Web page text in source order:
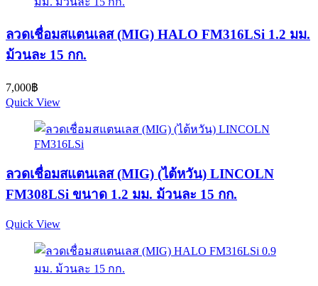
ลวดเชื่อมสแตนเลส (MIG) HALO FM316LSi 1.2 มม.
ม้วนละ 15 กก.
7,000฿
Quick View
ลวดเชื่อมสแตนเลส (MIG) (ไต้หวัน) LINCOLN
FM308LSi ขนาด 1.2 มม. ม้วนละ 15 กก.
Quick View